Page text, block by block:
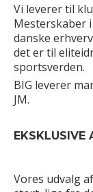
Vi leverer til
Mesterskaber
danske
det er til
sportsverden.
BIG leverer
JM.
EKSKLUSIVE
Vores udvalg